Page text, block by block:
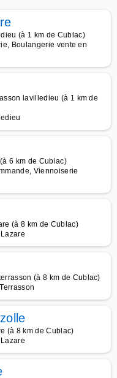
(à 1 km de Cublac)
Boulangerie vente en
lavilledieu (à 1 km de
6 km de Cublac)
Viennoiserie
(à 8 km de Cublac)
(à 8 km de Cublac)
(à 8 km de Cublac)